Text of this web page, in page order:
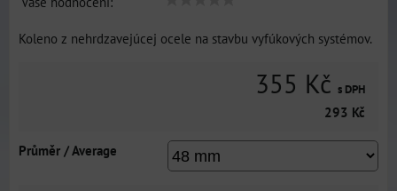
Koleno z nehrdzavejúcej ocele na stavbu vyfúkových systémov.
355 Kč s DPH
293 Kč
Průměr / Average